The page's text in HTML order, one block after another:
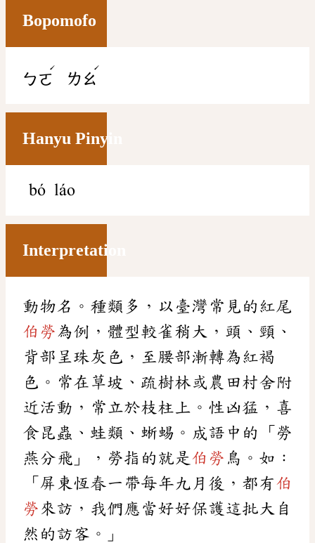
Bopomofo
ㄅㄛ
ˊ
ㄌㄠ
ˊ
Hanyu Pinyin
bó láo
Interpretation
動物名。種類多，以臺灣常見的紅尾
伯勞為例，體型較雀稍大，頭、頸、
背部呈珠灰色，至腰部漸轉為紅褐
色。常在草坡、疏樹林或農田村舍附
近活動，常立於枝柱上。性凶猛，喜
食昆蟲、蛙類、蜥蜴。成語中的「勞
燕分飛」，勞指的就是 伯勞 鳥。如：
「屏東恆春一帶每年九月後，都有伯
勞 來訪，我們應當好好保護這批大自
然的訪客。」